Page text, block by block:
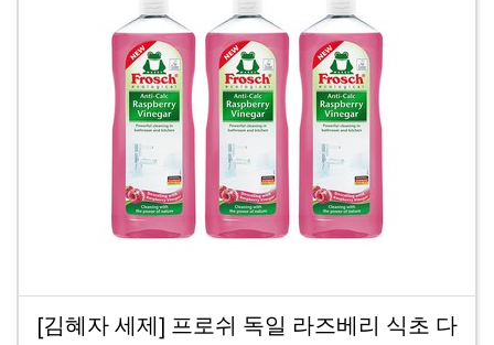
[김혜자 세제] 프로쉬 독일 라즈베리 식초 다